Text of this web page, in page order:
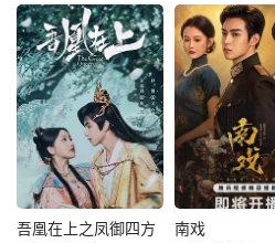
吾凰在上之凤御四方 南戏